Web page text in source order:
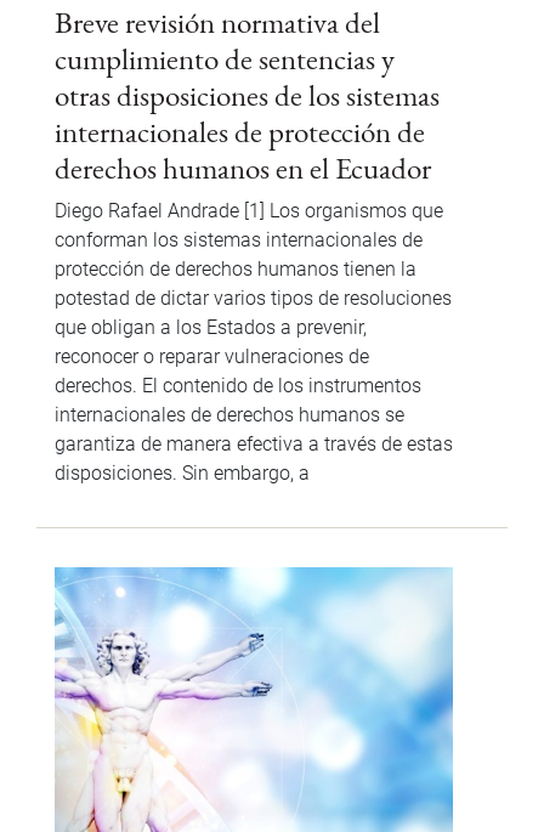
Breve revisión normativa del
cumplimiento de sentencias y
otras disposiciones de los sistemas
internacionales de protección de
derechos humanos en el Ecuador
Diego Rafael Andrade [1] Los organismos que
conforman los sistemas internacionales de
protección de derechos humanos tienen la
potestad de dictar varios tipos de resoluciones
que obligan a los Estados a prevenir,
reconocer o reparar vulneraciones de
derechos. El contenido de los instrumentos
internacionales de derechos humanos se
garantiza de manera efectiva a través de estas
disposiciones. Sin embargo, a